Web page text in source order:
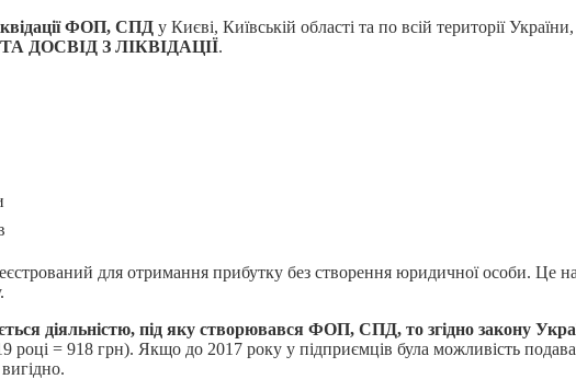
ФОП, СПД у Києві, Київській області та по всій території
ДОСВІД З ЛІКВІДАЦІЇ.
для отримання прибутку без створення юридичної особи. Це
діяльністю, під яку створювався ФОП, СПД, то згідно закону
році = 918 грн). Якщо до 2017 року у підприємців була можливість